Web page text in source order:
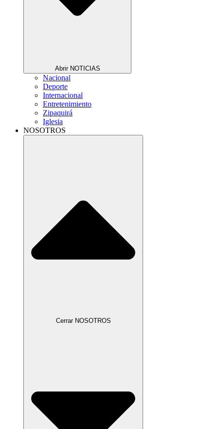
Abrir NOTICIAS
Nacional
Deporte
Internacional
Entretenimiento
Zipaquirá
Iglesia
NOSOTROS
Cerrar NOSOTROS